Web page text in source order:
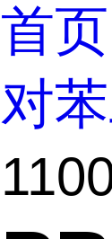
首页
对